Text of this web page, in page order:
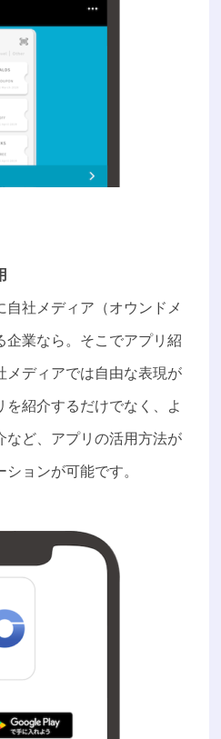
社メディア（オウンドメ
企業なら。そこでアプリ紹
メディアでは自由な表現が
紹介するだけでなく、よ
など、アプリの活用方法が
ョンが可能です。